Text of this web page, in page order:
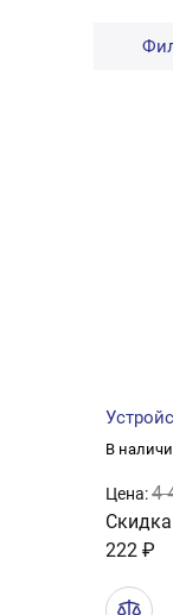
В
Цена:4
222 ₽